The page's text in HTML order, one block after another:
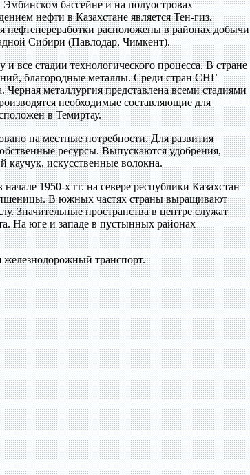
бассейне и на полуостровах
нефти в Казахстане является Тен-гиз.
расположены в районах добычи
Сибири (Павлодар, Чимкент).
все стадии технологического процесса. В стране
благородные металлы. Среди стран СНГ
Черная металлургия представлена всеми стадиями
необходимые составляющие для
в Темиртау.
на местные потребности. Для развития
ресурсы. Выпускаются удобрения,
каучук, искусственные волокна.
1950-х гг. на севере республики Казахстан
В южных частях страны выращивают
Значительные пространства в центре служат
На юге и западе в пустынных районах
железнодорожный транспорт.